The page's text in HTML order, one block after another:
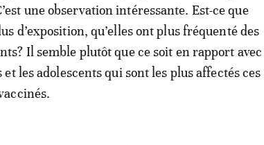
une observation intéressante. Est-ce que
d’exposition, qu’elles ont plus fréquenté des
Il semble plutôt que ce soit en rapport avec
les adolescents qui sont les plus affectés ces